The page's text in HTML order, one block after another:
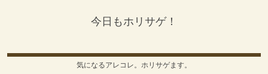
今日もホリサゲ！
気になるアレコレ。ホリサゲます。